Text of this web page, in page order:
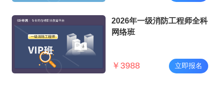
2026年一级消防工程师全科
网络班
￥ 3988 立即报名